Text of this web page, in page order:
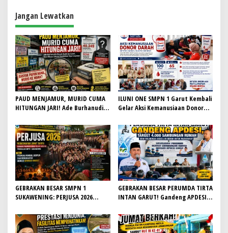
a
s
i
p
o
s
Jangan Lewatkan
PAUD MENJAMUR, MURID CUMA
HITUNGAN JARI! Ade Burhanudin
Dikmas PAUD H. Iyan Sopiyan
Belum Beri Jawaban
ILUNI ONE SMPN 1 Garut Kembali
Gelar Aksi Kemanusiaan Donor
PMI
GEBRAKAN BESAR SMPN 1
SUKAWENING: PERJUSA 2026
JIWA KEPANDUAN SISWA
GEBRAKAN BESAR PERUMDA TIRTA
INTAN GARUT! Gandeng APDESI,
Demi Wujudkan Akses Air Bersih
untuk Masyarakat